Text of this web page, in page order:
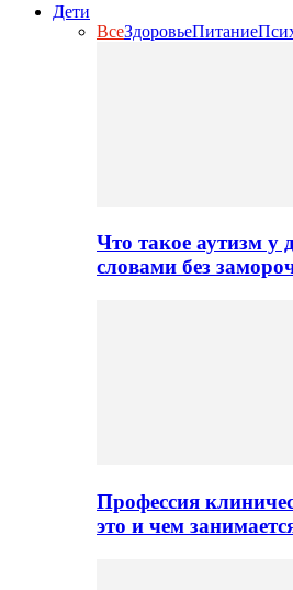
Дети
ВсеЗдоровьеПитание
Что такое аутизм у
словами без
Профессия
это и чем